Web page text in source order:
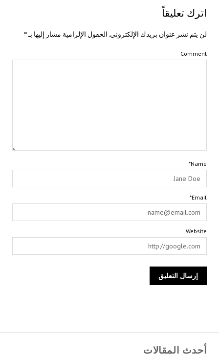
أحدث المقالات
اترك تعليقاً
لن يتم نشر عنوان بريدك الإلكتروني. الحقول الإلزامية مشار إليها بـ*
Comment
Name*
Email*
Website